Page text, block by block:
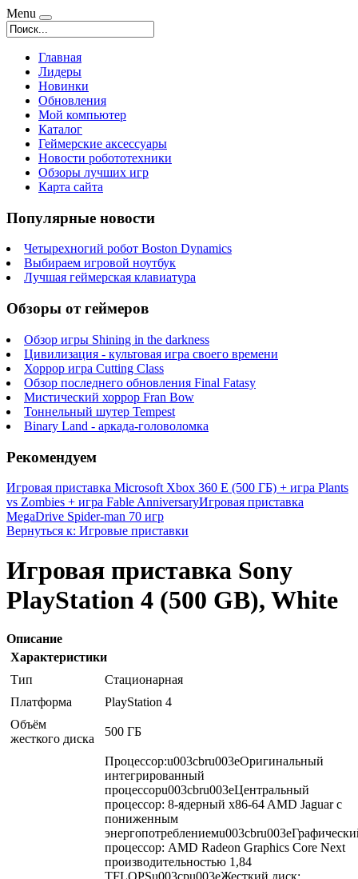
Menu
Главная
Лидеры
Новинки
Обновления
Мой компьютер
Каталог
Геймерские аксессуары
Новости робототехники
Обзоры лучших игр
Карта сайта
Популярные новости
Четырехногий робот Boston Dynamics
Выбираем игровой ноутбук
Лучшая геймерская клавиатура
Обзоры от геймеров
Обзор игры Shining in the darkness
Цивилизация - культовая игра своего времени
Хоррор игра Cutting Class
Обзор последнего обновления Final Fatasy
Мистический хоррор Fran Bow
Тоннельный шутер Tempest
Binary Land - аркада-головоломка
Рекомендуем
Игровая приставка Microsoft Xbox 360 E (500 ГБ) + игра Plants
vs Zombies + игра Fable AnniversaryИгровая приставка
MegaDrive Spider-man 70 игр
Вернуться к: Игровые приставки
Игровая приставка Sony
PlayStation 4 (500 GB), White
Описание
Характеристики
Тип
Стационарная
Платформа
PlayStation 4
Объём
жесткого диска
500 ГБ
Процессор:u003cbru003eОригинальный
интегрированный
процессорu003cbru003eЦентральный
процессор: 8-ядерный x86-64 AMD Jaguar с
пониженным
процессор: AMD Radeon Graphics Core Next
производительностью 1,84